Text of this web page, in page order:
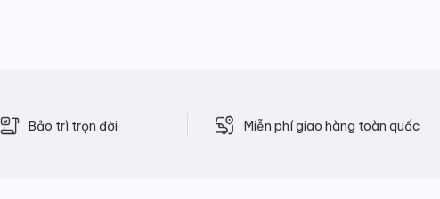
Bảo trì trọn đời Miễn phí giao hàng toàn quốc